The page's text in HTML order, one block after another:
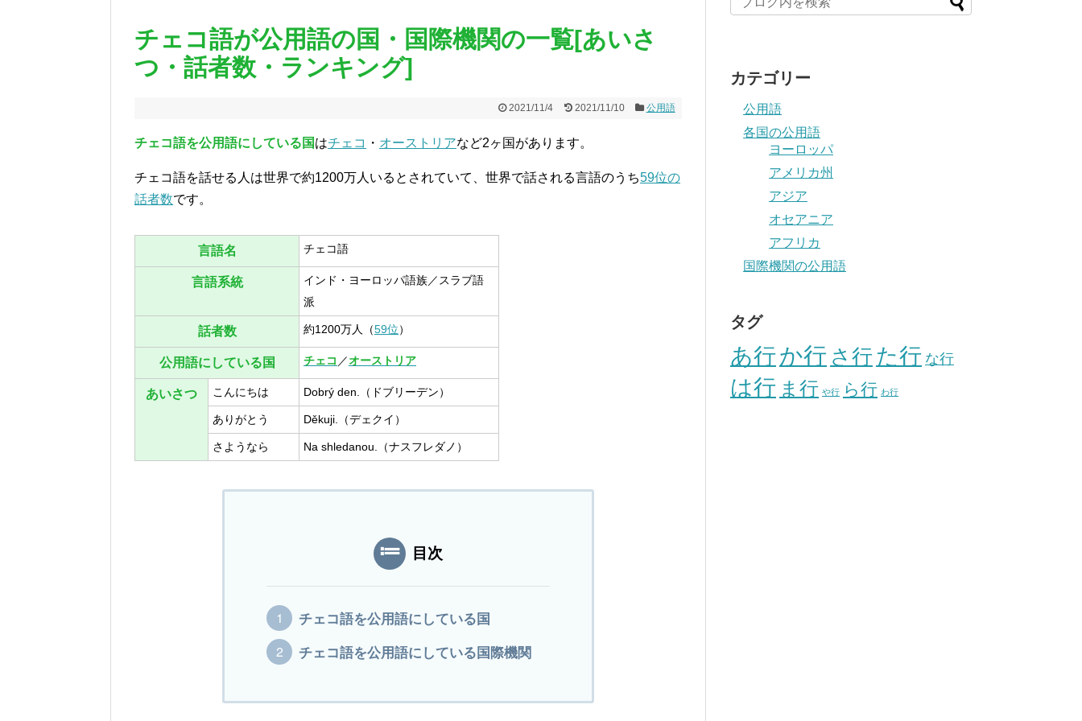
チェコ語が公用語の国・国際機関の一覧[あいさ
つ・話者数・ランキング]
2021/11/4 2021/11/10 公用語
チェコ語を公用語にしている国はチェコ ・ オーストリアなど2ヶ国があります。
チェコ語を話せる人は世界で約1200万人いるとされていて、世界で話される言語のうち59位の
話者数です。
言語名 チェコ語
言語系統
インド・ヨーロッパ語族／スラブ語
派
話者数 約1200万人（59位）
公用語にしている国 チェコ ／オーストリア
あいさつ こんにちは Dobrý den.（ドブリーデン）
ありがとう Děkuji.（デェクイ）
さようなら Na shledanou.（ナスフレダノ）
目次
チェコ語を公用語にしている国
チェコ語を公用語にしている国際機関
カテゴリー
公用語
各国の公用語
ヨーロッパ
アメリカ州
アジア
オセアニア
アフリカ
国際機関の公用語
タグ
あ行か行 さ行た行 な行
は行 ま行 や行 ら行 わ行